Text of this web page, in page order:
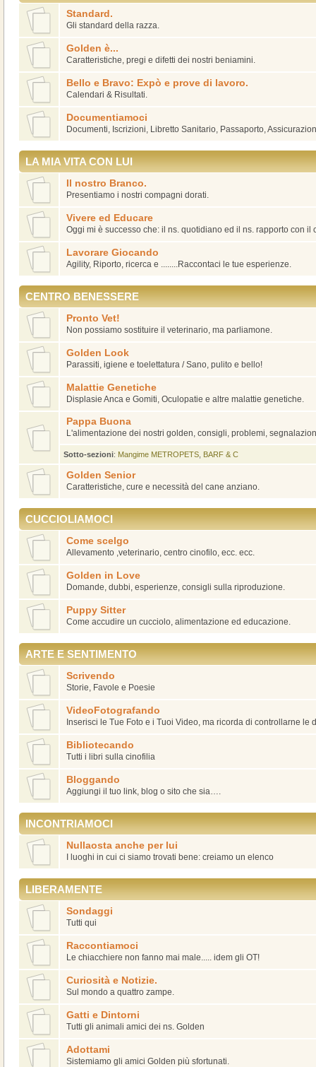
Standard.
Gli standard della razza.
Golden è...
Caratteristiche, pregi e difetti dei nostri beniamini.
Bello e Bravo: Expò e prove di lavoro.
Calendari & Risultati.
Documentiamoci
Documenti, Iscrizioni, Libretto Sanitario, Passaporto,
LA MIA VITA CON LUI
Il nostro Branco.
Presentiamo i nostri compagni dorati.
Vivere ed Educare
Oggi mi è successo che: il ns. quotidiano ed il ns. rapporto con il
Lavorare Giocando
Agility, Riporto, ricerca e ........Raccontaci le tue esperienze.
CENTRO BENESSERE
Pronto Vet!
Non possiamo sostituire il veterinario, ma parliamone.
Golden Look
Parassiti, igiene e toelettatura / Sano, pulito e bello!
Malattie Genetiche
Displasie Anca e Gomiti, Oculopatie e altre malattie genetiche.
Pappa Buona
L'alimentazione dei nostri golden, consigli, problemi,
Sotto-sezioni: Mangime METROPETS, BARF & C
Golden Senior
Caratteristiche, cure e necessità del cane anziano.
CUCCIOLIAMOCI
Come scelgo
Allevamento ,veterinario, centro cinofilo, ecc. ecc.
Golden in Love
Domande, dubbi, esperienze, consigli sulla riproduzione.
Puppy Sitter
Come accudire un cucciolo, alimentazione ed educazione.
ARTE E SENTIMENTO
Scrivendo
Storie, Favole e Poesie
VideoFotografando
Inserisci le Tue Foto e i Tuoi Video, ma ricorda di controllarne le
Bibliotecando
Tutti i libri sulla cinofilia
Bloggando
Aggiungi il tuo link, blog o sito che sia….
INCONTRIAMOCI
Nullaosta anche per lui
I luoghi in cui ci siamo trovati bene: creiamo un elenco
LIBERAMENTE
Sondaggi
Tutti qui
Raccontiamoci
Le chiacchiere non fanno mai male..... idem gli OT!
Curiosità e Notizie.
Sul mondo a quattro zampe.
Gatti e Dintorni
Tutti gli animali amici dei ns. Golden
Adottami
Sistemiamo gli amici Golden più sfortunati.